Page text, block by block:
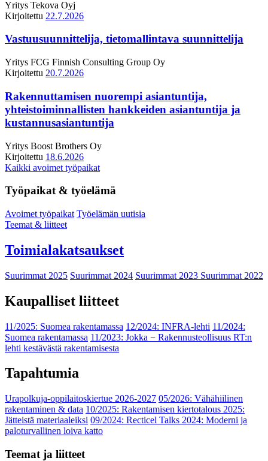
Yritys Tekova Oyj
Kirjoitettu 22.7.2026
Vastuusuunnittelija, tietomallintava suunnittelija
Yritys FCG Finnish Consulting Group Oy
Kirjoitettu 20.7.2026
Rakennuttamisen nuorempi asiantuntija,
yhteistoiminnallisten hankkeiden asiantuntija ja
kustannusasiantuntija
Yritys Boost Brothers Oy
Kirjoitettu 18.6.2026
Kaikki avoimet työpaikat
Työpaikat & työelämä
Avoimet työpaikat Työelämän uutisia
Teemat & liitteet
Toimialakatsaukset
Suurimmat 2025 Suurimmat 2024 Suurimmat 2023 Suurimmat 2022
Kaupalliset liitteet
11/2025: Suomea rakentamassa 12/2024: INFRA-lehti 11/2024:
Suomea rakentamassa 11/2023: Jokka − Rakennusteollisuus RT:n
lehti kestävästä rakentamisesta
Tapahtumia
Urapolkuja-oppilaitoskiertue 2026-2027 05/2026: Vähähiilinen
rakentaminen & data 10/2025: Rakentamisen kiertotalous 2025:
Jätteistä materiaaleiksi 09/2024: Recticel Talks 2024: Moderni ja
paloturvallinen loiva katto
Teemat ja liitteet